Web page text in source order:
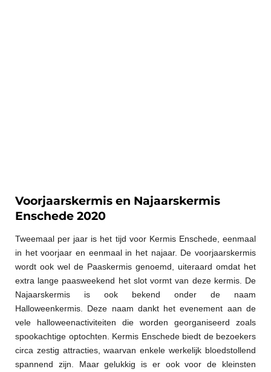
Voorjaarskermis en Najaarskermis
Enschede 2020
Tweemaal per jaar is het tijd voor Kermis Enschede, eenmaal
in het voorjaar en eenmaal in het najaar. De voorjaarskermis
wordt ook wel de Paaskermis genoemd, uiteraard omdat het
extra lange paasweekend het slot vormt van deze kermis. De
Najaarskermis is ook bekend onder de naam
Halloweenkermis. Deze naam dankt het evenement aan de
vele halloweenactiviteiten die worden georganiseerd zoals
spookachtige optochten. Kermis Enschede biedt de bezoekers
circa zestig attracties, waarvan enkele werkelijk bloedstollend
spannend zijn. Maar gelukkig is er ook voor de kleinsten